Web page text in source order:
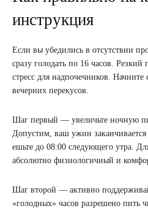
инструкция
Если вы убедились в отсутствии
сразу голодать по 16 часов.
стресс для надпочечников. Начните
вечерних перекусов.
Шаг первый — увеличьте ночную
Допустим, ваш ужин
ешьте до 08:00 следующего утра.
абсолютно физиологичный и
Шаг второй — активно
«голодных» часов разрешено пить